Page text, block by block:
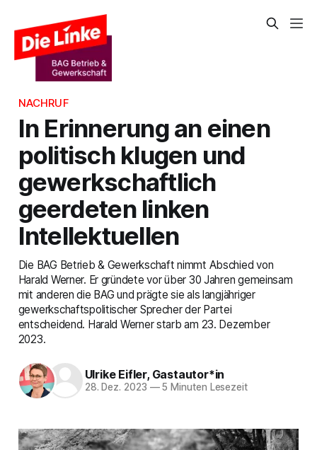
NACHRUF
In Erinnerung an einen
politisch klugen und
gewerkschaftlich
geerdeten linken
Intellektuellen
Die BAG Betrieb & Gewerkschaft nimmt Abschied von
Harald Werner. Er gründete vor über 30 Jahren gemeinsam
mit anderen die BAG und prägte sie als langjähriger
gewerkschaftspolitischer Sprecher der Partei
entscheidend. Harald Werner starb am 23. Dezember
2023.
Ulrike Eifler, Gastautor*in
28. Dez. 2023 —5 Minuten Lesezeit